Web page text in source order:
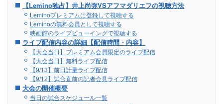
【Lemino独占】井上尚弥VSアフマダリエフの視聴方法
Leminoプレミアムに登録して視聴する
Leminoの無料会員として視聴する
映画館のライブビューイングで視聴する
ライブ配信内容の詳細【配信時間・内容】
【大会当日】プレミアム会員限定のライブ配信
【大会当日】無料ライブ配信
【9/13】前日計量ライブ配信
【9/12】試合直前の記者会見ライブ配信
大会の開催概要
当日の試合スケジュール一覧